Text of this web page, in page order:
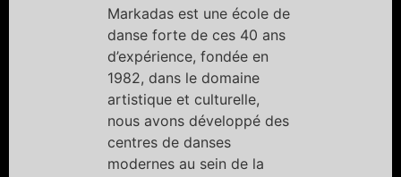
Markadas est une école de
danse forte de ces 40 ans
d’expérience, fondée en
1982, dans le domaine
artistique et culturelle,
nous avons développé des
centres de danses
modernes au sein de la